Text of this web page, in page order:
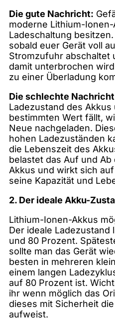
Die gute Nachricht:
moderne Lithium-
Ladeschaltung
sobald euer Gerät voll
Stromzufuhr abschaltet
damit unterbrochen
zu einer Überladung
Die schlechte
Ladezustand des Akkus
bestimmten Wert fällt,
Neue nachgeladen.
hohen Ladezuständen
die Lebenszeit des
belastet das Auf und Ab
Akkus und wirkt sich
seine Kapazität und
2. Der ideale Akku-
Lithium-Ionen-Akkus
Der ideale
und 80 Prozent.
sollte man das Gerät
besten in mehreren
einem langen
auf 80 Prozent ist.
ihr wenn möglich das
dieses mit Sicherheit
aufweist.